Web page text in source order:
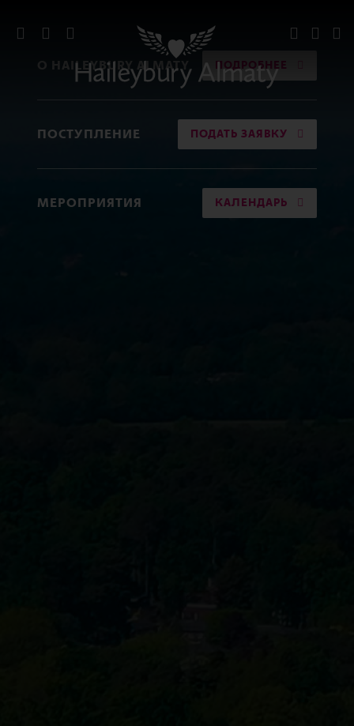
О HAILEYBURY ALMATY ПОДРОБНЕЕ
ПОСТУПЛЕНИЕ ПОДАТЬ ЗАЯВКУ
МЕРОПРИЯТИЯ КАЛЕНДАРЬ